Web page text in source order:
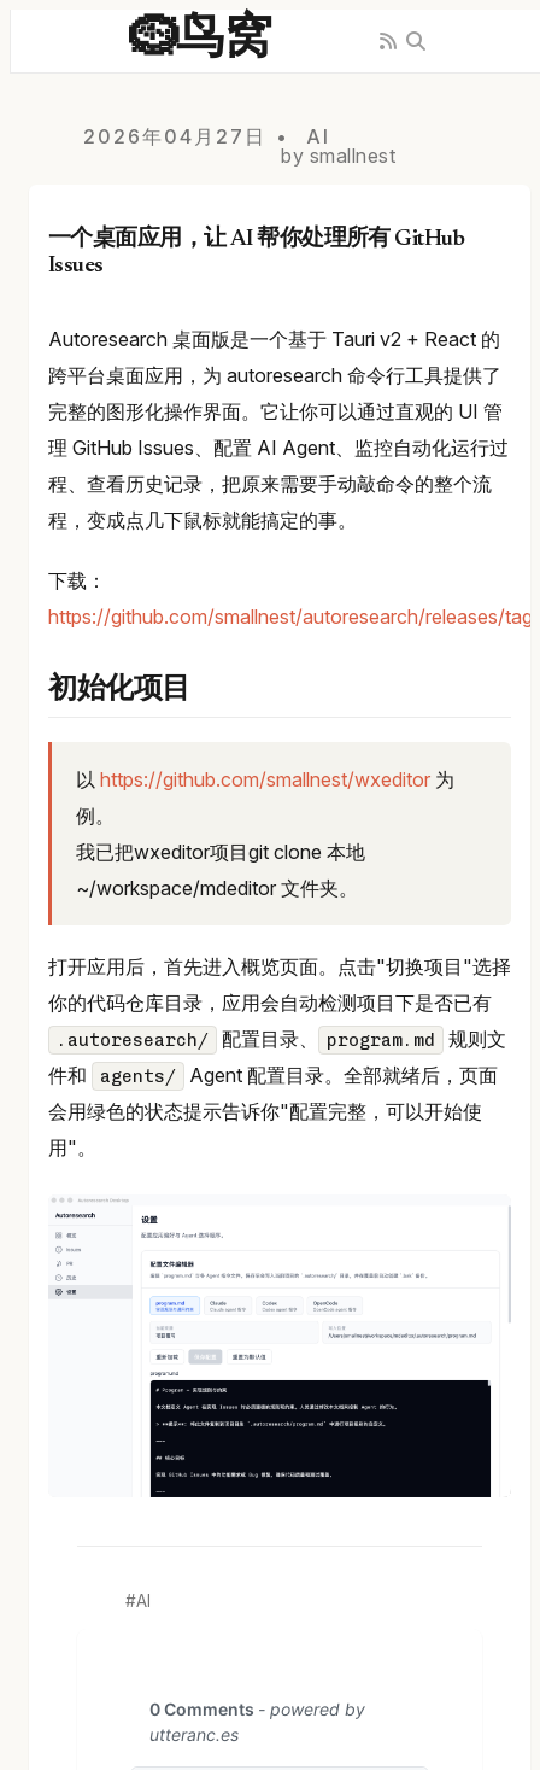
🪹鸟窝
2026年04月27日
AI
by smallnest
一个桌面应用，让 AI 帮你处理所有 GitHub
Issues
Autoresearch 桌面版是一个基于 Tauri v2 + React 的
跨平台桌面应用，为 autoresearch 命令行工具提供了
完整的图形化操作界面。它让你可以通过直观的 UI 管
理 GitHub Issues、配置 AI Agent、监控自动化运行过
程、查看历史记录，把原来需要手动敲命令的整个流
程，变成点几下鼠标就能搞定的事。
下载：
https://github.com/smallnest/autoresearch/releases/
初始化项目
以 https://github.com/smallnest/wxeditor 为
例。
我已把wxeditor项目git clone 本地
~/workspace/mdeditor 文件夹。
打开应用后，首先进入概览页面。点击"切换项目"选择
你的代码仓库目录，应用会自动检测项目下是否已有
.autoresearch/ 配置目录、 program.md
规则文
件和
agents/
Agent 配置目录。全部就绪后，页面
会用绿色的状态提示告诉你"配置完整，可以开始使
用"。
AI